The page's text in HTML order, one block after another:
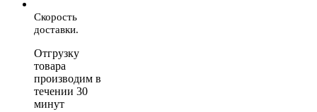
Скорость
доставки.
Отгрузку
товара
производим в
течении 30
минут